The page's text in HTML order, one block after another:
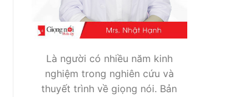
Là người có nhiều năm kinh
nghiệm trong nghiên cứu và
thuyết trình về giọng nói. Bản